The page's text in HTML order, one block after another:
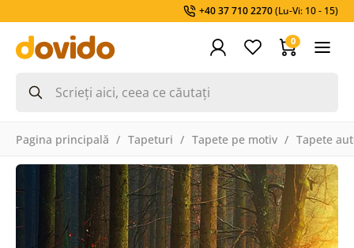
+40 37 710 2270(Lu-Vi: 10 - 15)
0
Pagina principală Tapeturi Tapete pe motiv Tapete